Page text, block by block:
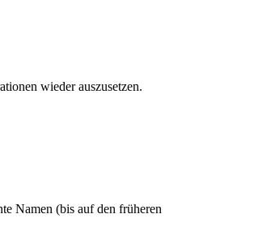
wieder auszusetzen.
Namen (bis auf den früheren